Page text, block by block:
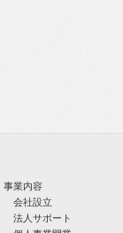
事業内容
会社設立
法人サポート